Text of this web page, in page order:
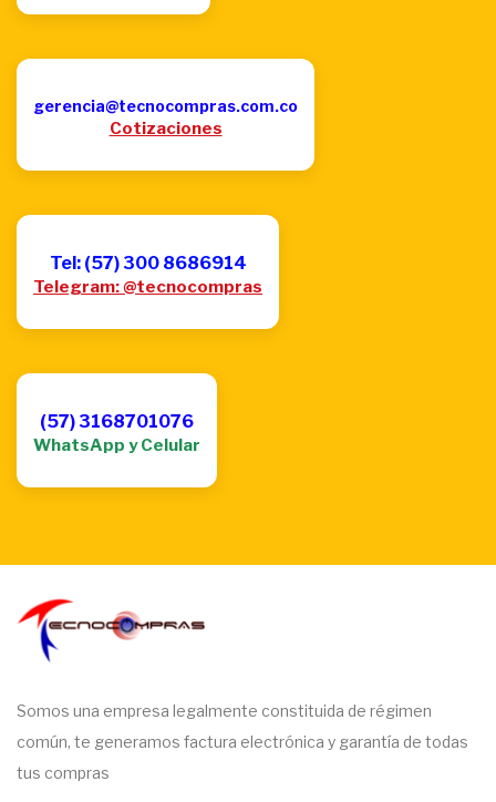
gerencia@tecnocompras.com.co
Cotizaciones
Tel: (57) 300 8686914
Telegram: @tecnocompras
(57) 3168701076
WhatsApp y Celular
Somos una empresa legalmente constituida de régimen
común, te generamos factura electrónica y garantía de todas
tus compras